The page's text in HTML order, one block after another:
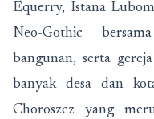
Equerry, Istana
Neo-Gothic
bangunan, serta
banyak desa dan
Choroszcz yang